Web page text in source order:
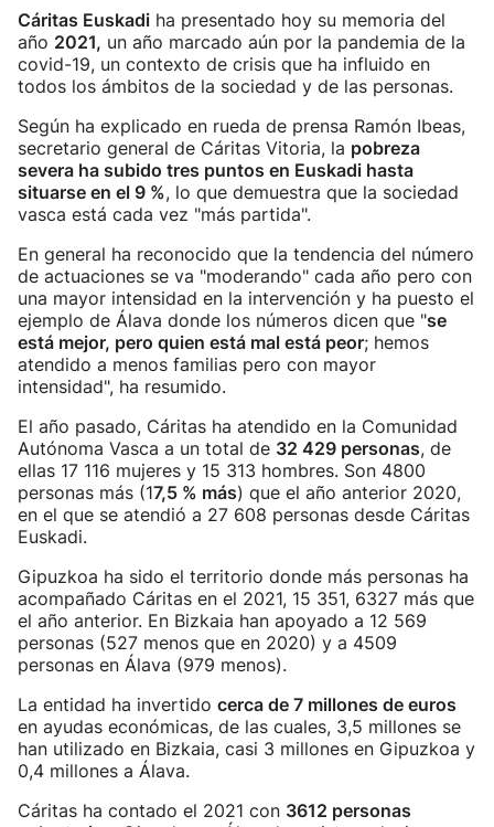
Cáritas Euskadi ha presentado hoy su memoria del
año 2021, un año marcado aún por la pandemia de la
covid-19, un contexto de crisis que ha influido en
todos los ámbitos de la sociedad y de las personas.
Según ha explicado en rueda de prensa Ramón Ibeas,
secretario general de Cáritas Vitoria, la pobreza
severa ha subido tres puntos en Euskadi hasta
situarse en el 9 %, lo que demuestra que la sociedad
vasca está cada vez "más partida".
En general ha reconocido que la tendencia del número
de actuaciones se va "moderando" cada año pero con
una mayor intensidad en la intervención y ha puesto el
ejemplo de Álava donde los números dicen que "se
está mejor, pero quien está mal está peor; hemos
atendido a menos familias pero con mayor
intensidad", ha resumido.
El año pasado, Cáritas ha atendido en la Comunidad
Autónoma Vasca a un total de 32 429 personas, de
ellas 17 116 mujeres y 15 313 hombres. Son 4800
personas más (17,5 % más) que el año anterior 2020,
en el que se atendió a 27 608 personas desde Cáritas
Euskadi.
Gipuzkoa ha sido el territorio donde más personas ha
acompañado Cáritas en el 2021, 15 351, 6327 más que
el año anterior. En Bizkaia han apoyado a 12 569
personas (527 menos que en 2020) y a 4509
personas en Álava (979 menos).
La entidad ha invertido cerca de 7 millones de euros
en ayudas económicas, de las cuales, 3,5 millones se
han utilizado en Bizkaia, casi 3 millones en Gipuzkoa y
0,4 millones a Álava.
Cáritas ha contado el 2021 con 3612 personas